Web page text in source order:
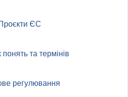
ЄС
та термінів
регулювання